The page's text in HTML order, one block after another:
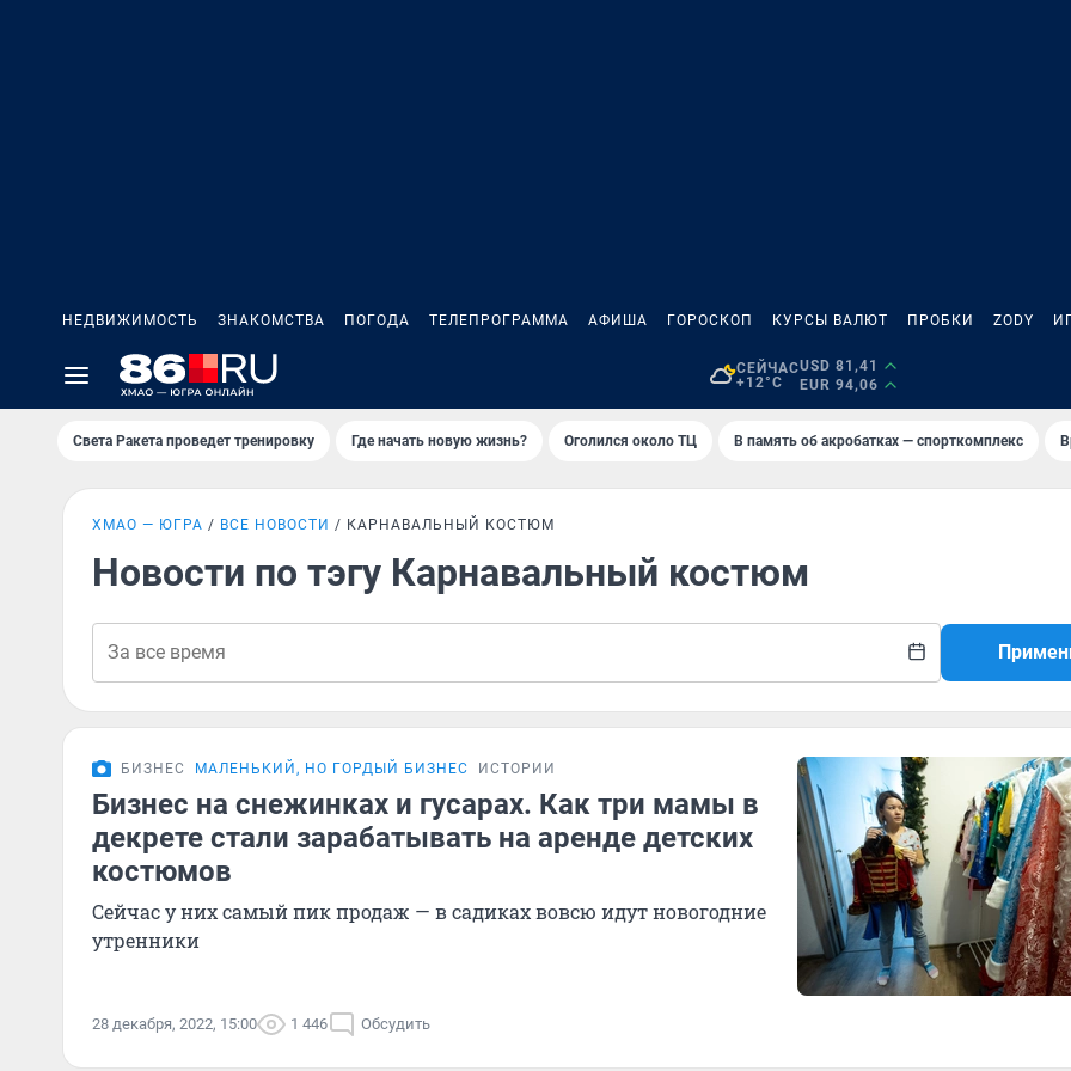
НЕДВИЖИМОСТЬ ЗНАКОМСТВА ПОГОДА ТЕЛЕПРОГРАММА АФИША ГОРОСКОП КУРСЫ ВАЛЮТ ПРОБКИ ZODY
СЕЙЧАС
+12°C
USD 81,41
EUR 94,06
Света Ракета проведет тренировку Где начать новую жизнь? Оголился около ТЦ В память об акробатках — спорткомплекс
ХМАО — ЮГРА ВСЕ НОВОСТИ КАРНАВАЛЬНЫЙ КОСТЮМ
Новости по тэгу Карнавальный костюм
БИЗНЕС МАЛЕНЬКИЙ, НО ГОРДЫЙ БИЗНЕС ИСТОРИИ
Бизнес на снежинках и гусарах. Как три мамы в
декрете стали зарабатывать на аренде детских
костюмов
Сейчас у них самый пик продаж — в садиках вовсю идут новогодние
утренники
28 декабря, 2022, 15:00 1 446 Обсудить